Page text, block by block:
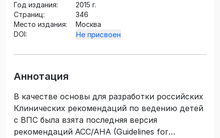
Год издания:
2015 г.
Страниц:
346
Место издания:
Москва
DOI:
Не присвоен
Аннотация
В качестве основы для разработки российских
Клинических рекомендаций по ведению детей
с ВПС была взята последняя версия
рекомендаций ACC/AHA (Guidelines for